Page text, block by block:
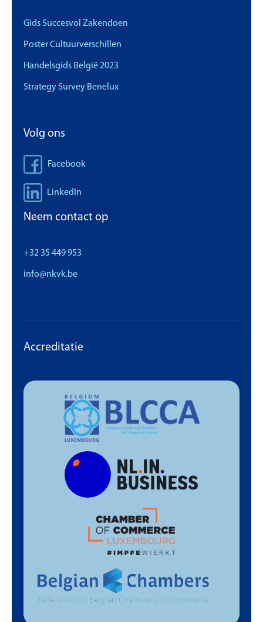
Gids Succesvol Zakendoen
Poster Cultuurverschillen
Handelsgids België 2023
Strategy Survey Benelux
Volg ons
Facebook
LinkedIn
Neem contact op
+32 35 449 953
info@nkvk.be
Accreditatie